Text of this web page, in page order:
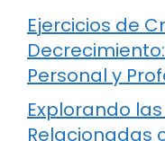
Ejercicios de
Personal y
Explorando
Relacionadas